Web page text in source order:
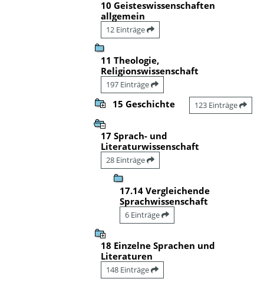
10 Geisteswissenschaften
allgemein
12 Einträge
11 Theologie,
Religionswissenschaft
197 Einträge
15 Geschichte 123 Einträge
17 Sprach- und
Literaturwissenschaft
28 Einträge
17.14 Vergleichende
Sprachwissenschaft
6 Einträge
18 Einzelne Sprachen und
Literaturen
148 Einträge